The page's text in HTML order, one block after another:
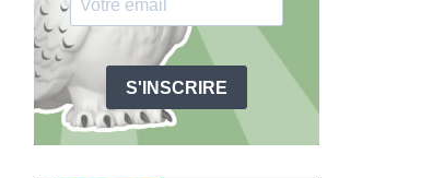
S'INSCRIRE